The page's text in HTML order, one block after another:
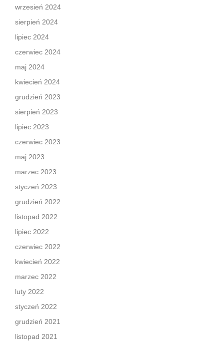
wrzesień 2024
sierpień 2024
lipiec 2024
czerwiec 2024
maj 2024
kwiecień 2024
grudzień 2023
sierpień 2023
lipiec 2023
czerwiec 2023
maj 2023
marzec 2023
styczeń 2023
grudzień 2022
listopad 2022
lipiec 2022
czerwiec 2022
kwiecień 2022
marzec 2022
luty 2022
styczeń 2022
grudzień 2021
listopad 2021